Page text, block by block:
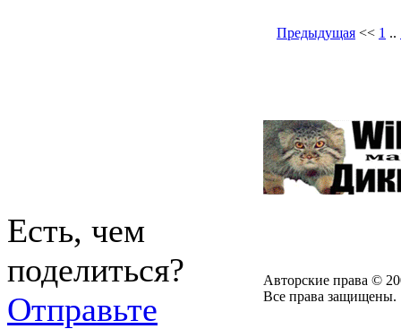
Предыдущая << 1 ..
Есть, чем
поделиться?
Отправьте
Авторские права ©
Все права защищены.